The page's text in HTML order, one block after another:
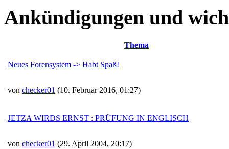
Ankündigungen und
Thema
Neues Forensystem -> Habt Spaß!
von checker01 (10. Februar 2016, 01:27)
JETZA WIRDS ERNST : PRÜFUNG IN ENGLISCH
von checker01 (29. April 2004, 20:17)